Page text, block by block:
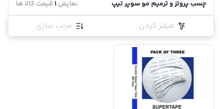
چسب پروتز و ترمیم مو سوپر تیپ نمایش1قیمت کالا ها
فیلتر کردن مرتب سازی